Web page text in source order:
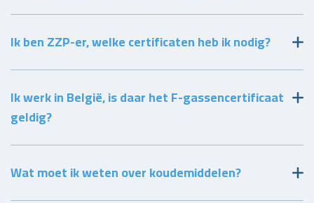
Ik ben ZZP-er, welke certificaten heb ik nodig?
Ik werk in België, is daar het F-gassencertificaat
geldig?
Wat moet ik weten over koudemiddelen?